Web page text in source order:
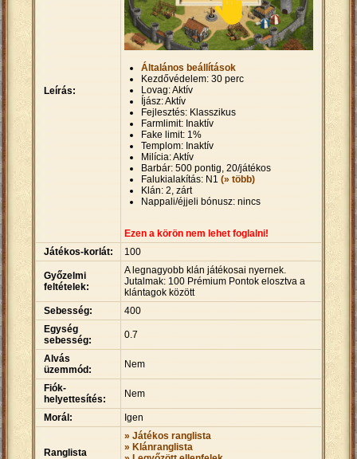
Leírás:
Általános beállítások
Kezdővédelem: 30 perc
Lovag: Aktív
Íjász: Aktív
Fejlesztés: Klasszikus
Farmlimit: Inaktív
Fake limit: 1%
Templom: Inaktív
Milícia: Aktív
Barbár: 500 pontig, 20/játékos
Falukialakítás: N1 (» több)
Klán: 2, zárt
Nappali/éjjeli bónusz: nincs
Ezen a körön nem lehet foglalni!
Játékos-korlát:
100
Győzelmi
feltételek:
A legnagyobb klán játékosai nyernek.
Jutalmak: 100 Prémium Pontok elosztva a
klántagok között
Sebesség:
400
Egység
sebesség:
0.7
Alvás
üzemmód:
Nem
Fiók-
helyettesítés:
Nem
Morál: Igen
Ranglista
» Játékos ranglista
» Klánranglista